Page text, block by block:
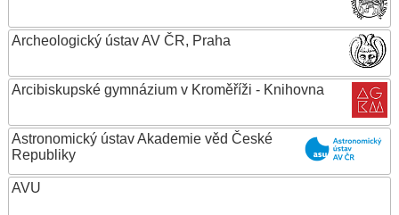
Archeologický ústav AV ČR, Praha
Arcibiskupské gymnázium v Kroměříži - Knihovna
Astronomický ústav Akademie věd České
Republiky
AVU